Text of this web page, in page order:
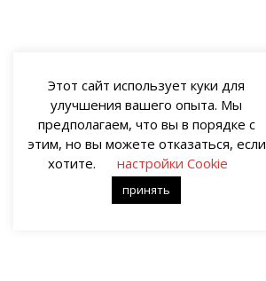
Этот сайт использует куки для
улучшения вашего опыта. Мы
предполагаем, что вы в порядке с
этим, но вы можете отказаться, если
хотите.
настройки Cookie
принять